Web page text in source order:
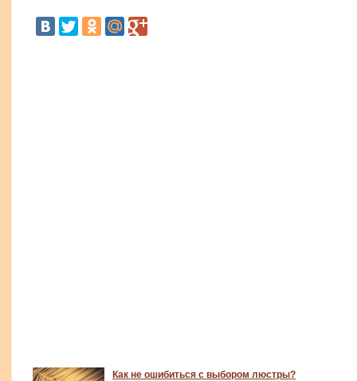
Как не ошибиться с выбором люстры?